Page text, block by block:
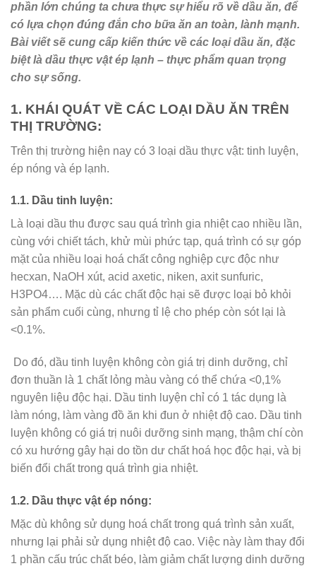
phần lớn chúng ta chưa thực sự hiểu rõ về dầu ăn, để
có lựa chọn đúng đắn cho bữa ăn an toàn, lành mạnh.
Bài viết sẽ cung cấp kiến thức về các loại dầu ăn, đặc
biệt là dầu thực vật ép lạnh – thực phẩm quan trọng
cho sự sống.
1. KHÁI QUÁT VỀ CÁC LOẠI DẦU ĂN TRÊN
THỊ TRƯỜNG:
Trên thị trường hiện nay có 3 loại dầu thực vật: tinh luyện,
ép nóng và ép lạnh.
1.1. Dầu tinh luyện:
Là loại dầu thu được sau quá trình gia nhiệt cao nhiều lần,
cùng với chiết tách, khử mùi phức tạp, quá trình có sự góp
mặt của nhiều loại hoá chất công nghiệp cực độc như
hecxan, NaOH xút, acid axetic, niken, axit sunfuric,
H3PO4…. Mặc dù các chất độc hại sẽ được loại bỏ khỏi
sản phẩm cuối cùng, nhưng tỉ lệ cho phép còn sót lại là
<0.1%.
Do đó, dầu tinh luyện không còn giá trị dinh dưỡng, chỉ
đơn thuần là 1 chất lỏng màu vàng có thể chứa <0,1%
nguyên liệu độc hại. Dầu tinh luyện chỉ có 1 tác dụng là
làm nóng, làm vàng đồ ăn khi đun ở nhiệt độ cao. Dầu tinh
luyện không có giá trị nuôi dưỡng sinh mạng, thậm chí còn
có xu hướng gây hại do tồn dư chất hoá học độc hại, và bị
biến đổi chất trong quá trình gia nhiệt.
1.2. Dầu thực vật ép nóng:
Mặc dù không sử dụng hoá chất trong quá trình sản xuất,
nhưng lại phải sử dụng nhiệt độ cao. Việc này làm thay đổi
1 phần cấu trúc chất béo, làm giảm chất lượng dinh dưỡng